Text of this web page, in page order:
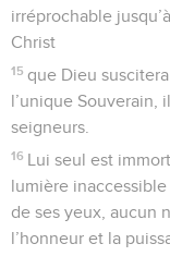
irréprochable
Christ
15 que Dieu
l’unique Souverain,
seigneurs.
16 Lui seul est
lumière inaccessible
de ses yeux, aucun
l’honneur et la